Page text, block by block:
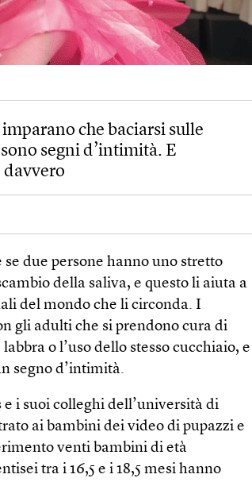
che baciarsi sulle
segni d’intimità. E
davvero
due persone hanno uno stretto
della saliva, e questo li aiuta a
del mondo che li circonda. I
gli adulti che si prendono cura di
o l’uso dello stesso cucchiaio, e
segno d’intimità.
i suoi colleghi dell’università di
ai bambini dei video di pupazzi e
venti bambini di età
tra i 16,5 e i 18,5 mesi hanno